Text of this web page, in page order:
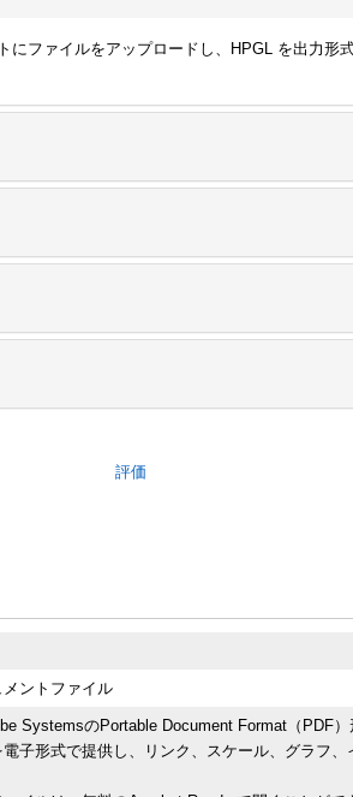
ファイルをアップロードし、HPGL を出力形
評価
メントファイル
SystemsのPortable Document Format（PDF
電子形式で提供し、リンク、スケール、グラフ